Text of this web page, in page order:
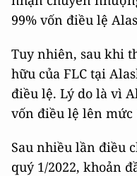
99% vốn điều lệ
Tuy nhiên, sau khi
hữu của FLC tại
điều lệ. Lý do là vì
vốn điều lệ lên mức
Sau nhiều lần điều
quý 1/2022, khoản